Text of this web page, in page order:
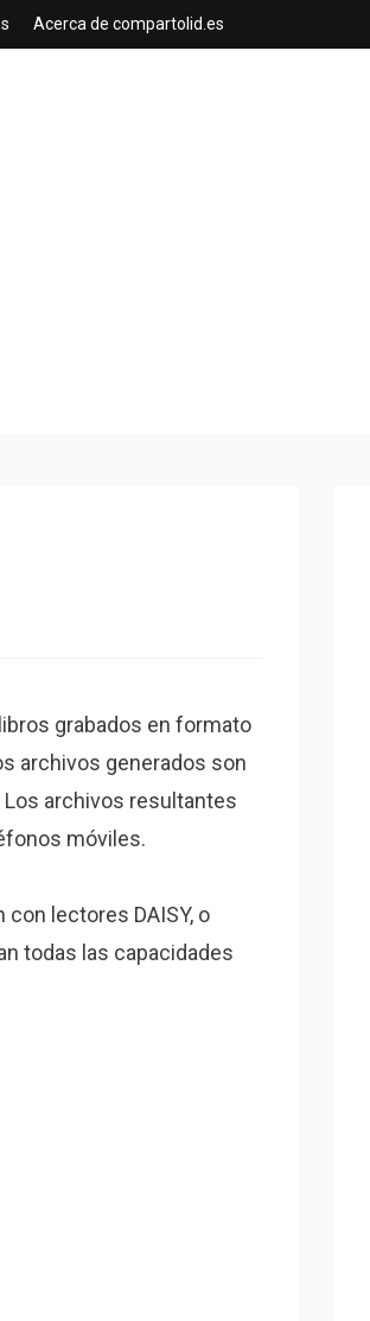
Acerca de compartolid.es
grabados en formato
archivos generados son
archivos resultantes
móviles.
lectores DAISY, o
todas las capacidades